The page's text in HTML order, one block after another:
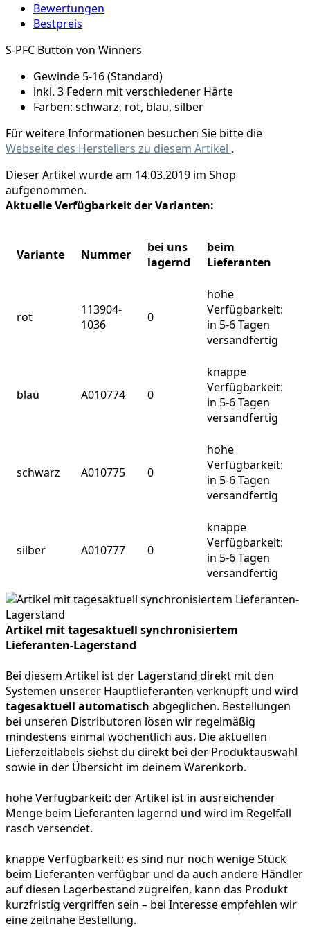
Bewertungen
Bestpreis
S-PFC Button von Winners
Gewinde 5-16 (Standard)
inkl. 3 Federn mit verschiedener Härte
Farben: schwarz, rot, blau, silber
Für weitere Informationen besuchen Sie bitte die
Webseite des Herstellers zu diesem Artikel .
Dieser Artikel wurde am 14.03.2019 im Shop
aufgenommen.
Aktuelle Verfügbarkeit der Varianten:
Variante Nummer
bei uns
lagernd
beim
Lieferanten
rot
113904-
1036
0
hohe
Verfügbarkeit:
in 5-6 Tagen
versandfertig
blau A010774 0
knappe
Verfügbarkeit:
in 5-6 Tagen
versandfertig
schwarz A010775 0
hohe
Verfügbarkeit:
in 5-6 Tagen
versandfertig
silber A010777 0
knappe
Verfügbarkeit:
in 5-6 Tagen
versandfertig
Artikel mit tagesaktuell synchronisiertem
Lieferanten-Lagerstand
Bei diesem Artikel ist der Lagerstand direkt mit den
Systemen unserer Hauptlieferanten verknüpft und wird
tagesaktuell automatisch abgeglichen. Bestellungen
bei unseren Distributoren lösen wir regelmäßig
mindestens einmal wöchentlich aus. Die aktuellen
Lieferzeitlabels siehst du direkt bei der Produktauswahl
sowie in der Übersicht im deinem Warenkorb.
hohe Verfügbarkeit: der Artikel ist in ausreichender
Menge beim Lieferanten lagernd und wird im Regelfall
rasch versendet.
knappe Verfügbarkeit: es sind nur noch wenige Stück
beim Lieferanten verfügbar und da auch andere Händler
auf diesen Lagerbestand zugreifen, kann das Produkt
kurzfristig vergriffen sein – bei Interesse empfehlen wir
eine zeitnahe Bestellung.